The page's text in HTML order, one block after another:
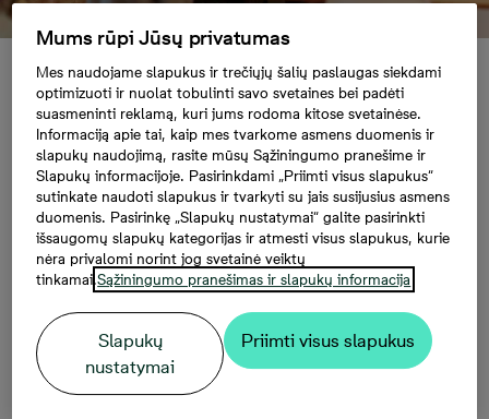
5 skandinaviški namų dekoravimo patarimai
jaukesnėms Kalėdoms
5 skandinaviški namų
dekoravimo patarimai
jaukesnėms
Kalėdoms
Mums rūpi Jūsų privatumas
Mes naudojame slapukus ir trečiųjų šalių paslaugas siekdami
optimizuoti ir nuolat tobulinti savo svetaines bei padėti
suasmeninti reklamą, kuri jums rodoma kitose svetainėse.
Informaciją apie tai, kaip mes tvarkome asmens duomenis ir
slapukų naudojimą, rasite mūsų Sąžiningumo pranešime ir
Slapukų informacijoje. Pasirinkdami „Priimti visus slapukus“
sutinkate naudoti slapukus ir tvarkyti su jais susijusius asmens
duomenis. Pasirinkę „Slapukų nustatymai“ galite pasirinkti
išsaugomų slapukų kategorijas ir atmesti visus slapukus, kurie
nėra privalomi norint jog svetainė veiktų
tinkamai.Sąžiningumo pranešimas ir slapukų informacija
Slapukų
nustatymai
Priimti visus slapukus